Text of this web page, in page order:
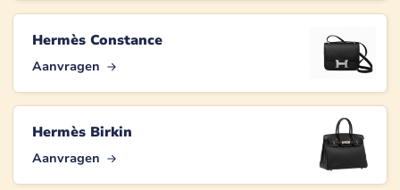
Hermès Constance
Aanvragen
Hermès Birkin
Aanvragen